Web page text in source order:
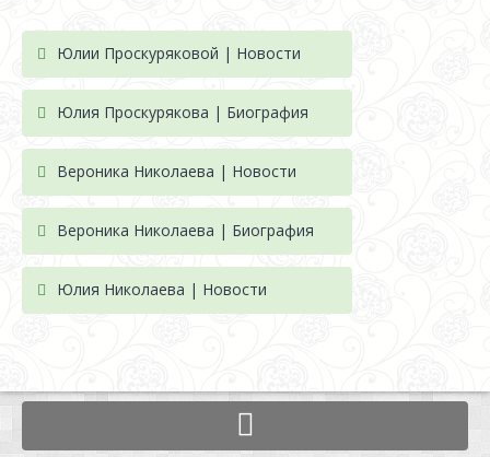
Юлии Проскуряковой | Новости
Юлия Проскурякова | Биография
Вероника Николаева | Новости
Вероника Николаева | Биография
Юлия Николаева | Новости